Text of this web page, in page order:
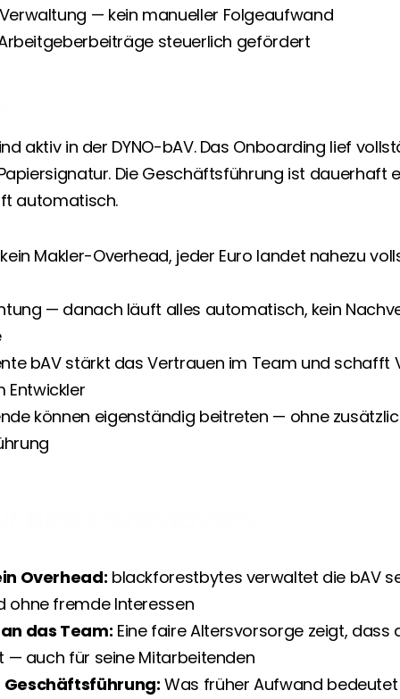
— kein manueller Folgeaufwand
Arbeitgeberbeiträge steuerlich gefördert
aktiv in der DYNO-bAV. Das Onboarding lief
Die Geschäftsführung ist dauerhaft
automatisch.
Makler-Overhead, jeder Euro landet nahezu
— danach läuft alles automatisch, kein
bAV stärkt das Vertrauen im Team und schafft
Entwickler
können eigenständig beitreten — ohne
Overhead: blackforestbytes verwaltet die bAV
ohne fremde Interessen
das Team: Eine faire Altersvorsorge zeigt, dass
— auch für seine Mitarbeitenden
Was früher Aufwand